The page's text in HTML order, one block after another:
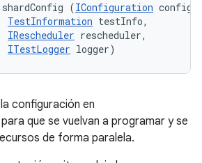
(IConfiguration
TestInformation testInfo,
IRescheduler rescheduler,
ITestLogger logger)
configuración en
que se vuelvan a programar y se
de forma paralela.